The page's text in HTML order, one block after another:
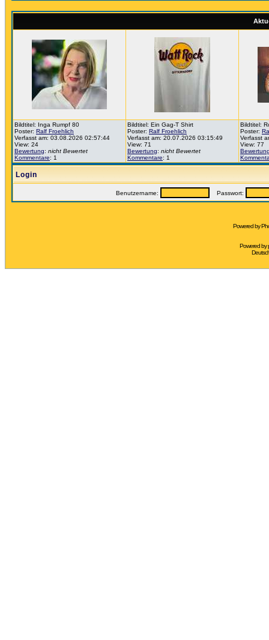
Bildtitel: Inga Rumpf 80
Poster: Ralf Froehlich
Verfasst am: 03.08.2026 02:57:44
View: 24
Bewertung: nicht Bewertet
Kommentare: 1
Bildtitel: Ein Gag-T Shirt
Poster: Ralf Froehlich
Verfasst am: 20.07.2026 03:15:49
View: 71
Bewertung: nicht Bewertet
Kommentare: 1
Bildtitel:
Poster:
Verfasst
View: 77
Login
Benutzername: Passwort:
Powered by
Powered by